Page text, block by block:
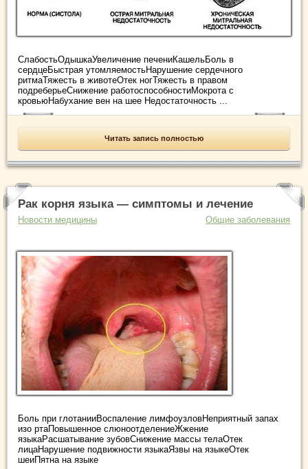
СлабостьОдышкаУвеличение печениКашельБоль в
сердцеБыстрая утомляемостьНарушение сердечного
ритмаТяжесть в животеОтек ногТяжесть в правом
подреберьеСнижение работоспособностиМокрота с
кровьюНабухание вен на шее Недостаточность ...
Читать запись полностью
Рак корня языка — симптомы и лечение
Новости медицины Общие заболевания
Боль при глотанииВоспаление лимфоузловНеприятный запах
изо ртаПовышенное слюноотделениеЖжение
языкаРасшатывание зубовСнижение массы телаОтек
лицаНарушение подвижности языкаЯзвы на языкеОтек
шеиПятна на языке